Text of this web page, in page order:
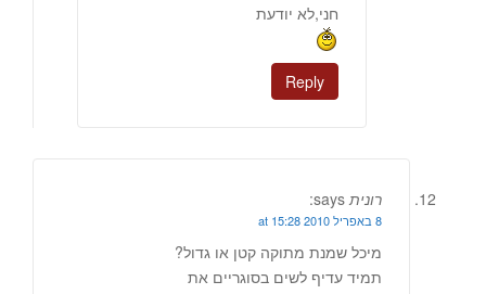
חני,לא יודעת
Reply
רונית says:
8 באפריל 2010 at 15:28
מיכל שמנת מתוקה קטן או גדול?
תמיד עדיף לשים בסוגריים את